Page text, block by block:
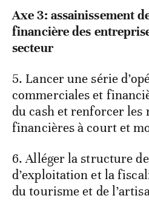
Axe 3: assainissement
financière des
secteur
5. Lancer une série
commerciales et
du cash et renforcer les
financières à court et
6. Alléger la structure
d’exploitation et la
du tourisme et de